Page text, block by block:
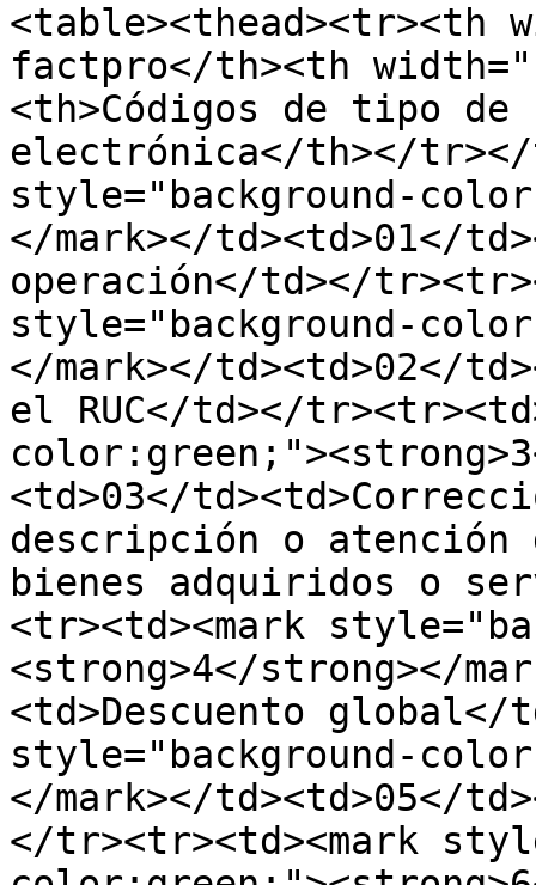
<table><thead><tr><th
factpro</th><th
<th>Códigos de tipo
electrónica</th></tr></
style="background-
</mark></td><td>01</
operación</td></
style="background-
</mark></td><td>02</
el RUC</td></
<td>03</
descripción o atención
bienes adquiridos o
<tr><td><mark
<strong>4</strong></
<td>Descuento global</
style="background-
</mark></td><td>05</
</tr><tr><td><mark